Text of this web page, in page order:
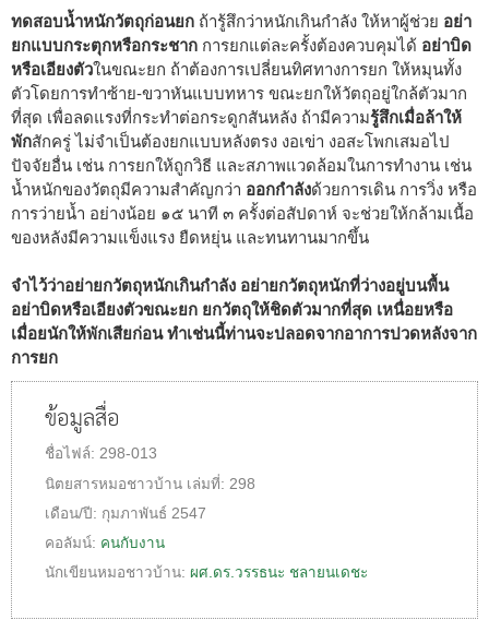
ทดสอบน้ำหนักวัตถุก่อนยก ถ้ารู้สึกว่าหนักเกินกำลัง ให้หาผู้ช่วย อย่า
ยกแบบกระตุกหรือกระชาก การยกแต่ละครั้งต้องควบคุมได้ อย่าบิด
หรือเอียงตัวในขณะยก ถ้าต้องการเปลี่ยนทิศทางการยก ให้หมุนทั้ง
ตัวโดยการทำซ้าย-ขวาหันแบบทหาร ขณะยกให้วัตถุอยู่ใกล้ตัวมาก
ที่สุด เพื่อลดแรงที่กระทำต่อกระดูกสันหลัง ถ้ามีความรู้สึกเมื่อล้าให้
พักสักครู่ ไม่จำเป็นต้องยกแบบหลังตรง งอเข่า งอสะโพกเสมอไป
ปัจจัยอื่น เช่น การยกให้ถูกวิธี และสภาพแวดล้อมในการทำงาน เช่น
น้ำหนักของวัตถุมีความสำคัญกว่า ออกกำลังด้วยการเดิน การวิ่ง หรือ
การว่ายน้ำ อย่างน้อย ๑๕ นาที ๓ ครั้งต่อสัปดาห์ จะช่วยให้กล้ามเนื้อ
ของหลังมีความแข็งแรง ยืดหยุ่น และทนทานมากขึ้น
จำไว้ว่าอย่ายกวัตถุหนักเกินกำลัง อย่ายกวัตถุหนักที่ว่างอยู่บนพื้น
อย่าบิดหรือเอียงตัวขณะยก ยกวัตถุให้ชิดตัวมากที่สุด เหนื่อยหรือ
เมื่อยนักให้พักเสียก่อน ทำเช่นนี้ท่านจะปลอดจากอาการปวดหลังจาก
การยก
ข้อมูลสื่อ
ชื่อไฟล์: 298-013
นิตยสารหมอชาวบ้าน เล่มที่: 298
เดือน/ปี: กุมภาพันธ์ 2547
คอลัมน์: คนกับงาน
นักเขียนหมอชาวบ้าน: ผศ.ดร.วรรธนะ ชลายนเดชะ